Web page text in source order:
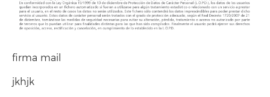
firma mail
jkhjk